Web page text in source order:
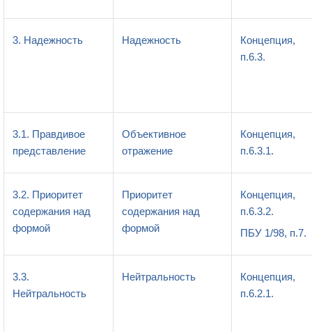
3. Надежность Надежность
Концепция,
п.6.3.
3.1. Правдивое
представление
Объективное
отражение
Концепция,
п.6.3.1.
3.2. Приоритет
содержания над
формой
Приоритет
содержания над
формой
Концепция,
п.6.3.2.
ПБУ 1/98, п.7.
3.3.
Нейтральность
Нейтральность
Концепция,
п.6.2.1.